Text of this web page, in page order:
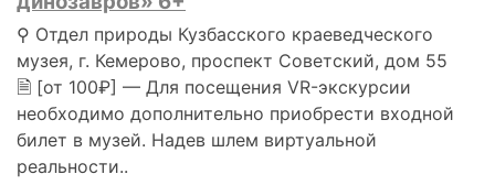
⚲ Отдел природы Кузбасского краеведческого
музея, г. Кемерово, проспект Советский, дом 55
🗎 [от 100₽] — Для посещения VR-экскурсии
необходимо дополнительно приобрести входной
билет в музей. Надев шлем виртуальной
реальности..